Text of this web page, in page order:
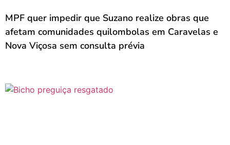
MPF quer impedir que Suzano realize obras que
afetam comunidades quilombolas em Caravelas e
Nova Viçosa sem consulta prévia